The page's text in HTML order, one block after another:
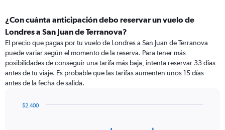
¿Con cuánta anticipación debo reservar un vuelo de
Londres a San Juan de Terranova?
El precio que pagas por tu vuelo de Londres a San Juan de Terranova
puede variar según el momento de la reserva. Para tener más
posibilidades de conseguir una tarifa más baja, intenta reservar 33 días
antes de tu viaje. Es probable que las tarifas aumenten unos 15 días
antes de la fecha de salida.
$2.400